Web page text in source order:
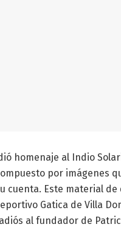
homenaje al Indio
por imágenes
cuenta. Este material
Gatica de Villa
al fundador de